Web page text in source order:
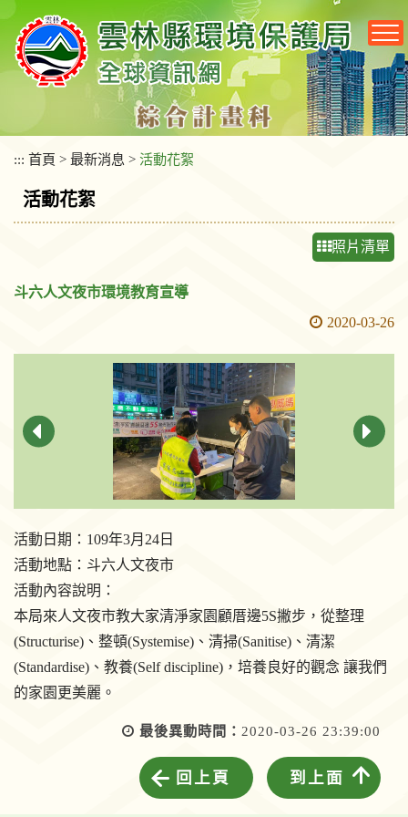
要
區
::: 首頁 > 最新消息 > 活動花絮
活動花絮
照片清單
斗六人文夜市環境教育宣導
2020-03-26
活動日期：109年3月24日
活動地點：斗六人文夜市
活動內容說明：
本局來人文夜市教大家清淨家園顧厝邊5S撇步，從整理
(Structurise)、整頓(Systemise)、清掃(Sanitise)、清潔
(Standardise)、教養(Self discipline)，培養良好的觀念 讓我們
的家園更美麗。
最後異動時間： 2020-03-26 23:39:00
回上頁 到上面